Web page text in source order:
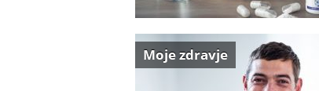
Moje zdravje